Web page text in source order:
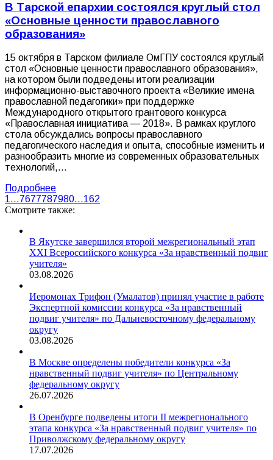
В Тарской епархии состоялся круглый стол
«Основные ценности православного
образования»
15 октября в Тарском филиале ОмГПУ состоялся круглый
стол «Основные ценности православного образования»,
на котором были подведены итоги реализации
информационно-выставочного проекта «Великие имена
православной педагогики» при поддержке
Международного открытого грантового конкурса
«Православная инициатива — 2018». В рамках круглого
стола обсуждались вопросы православного
педагогического наследия и опыта, способные изменить и
разнообразить многие из современных образовательных
технологий,…
Подробнее
1…7677787980…162
Смотрите также:
В Якутске завершился второй межрегиональный этап
XXI Всероссийского конкурса «За нравственный подвиг
учителя»
03.08.2026
Иеромонах Трифон (Умалатов) принял участие в работе
Экспертной комиссии конкурса «За нравственный
подвиг учителя» по Дальневосточному федеральному
округу
03.08.2026
В Москве определены победители конкурса «За
нравственный подвиг учителя» по Центральному
федеральному округу
26.07.2026
В Оренбурге подведены итоги II межрегионального
этапа конкурса «За нравственный подвиг учителя» по
Приволжскому федеральному округу
17.07.2026